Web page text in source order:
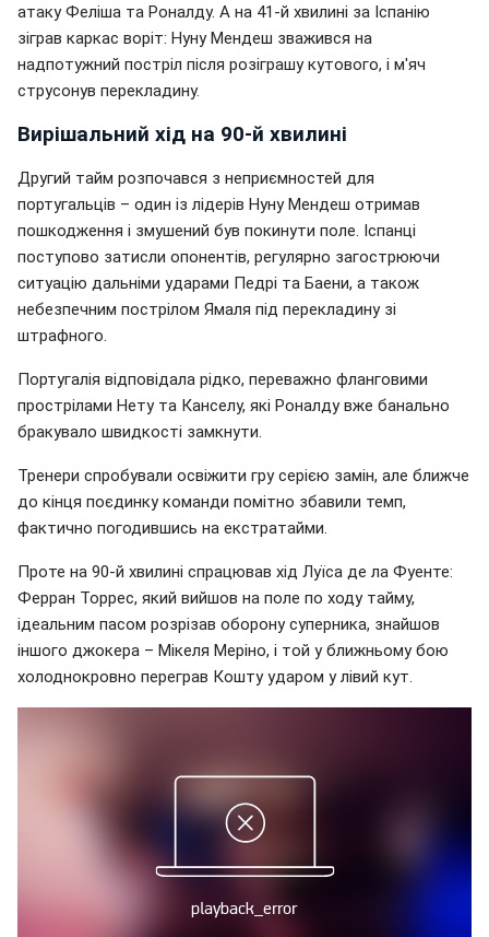
атаку Феліша та Роналду. А на 41-й хвилині за Іспанію
зіграв каркас воріт: Нуну Мендеш зважився на
надпотужний постріл після розіграшу кутового, і м'яч
струсонув перекладину.
Вирішальний хід на 90-й хвилині
Другий тайм розпочався з неприємностей для
португальців – один із лідерів Нуну Мендеш отримав
пошкодження і змушений був покинути поле. Іспанці
поступово затисли опонентів, регулярно загострюючи
ситуацію дальніми ударами Педрі та Баени, а також
небезпечним пострілом Ямаля під перекладину зі
штрафного.
Португалія відповідала рідко, переважно фланговими
прострілами Нету та Канселу, які Роналду вже банально
бракувало швидкості замкнути.
Тренери спробували освіжити гру серією замін, але ближче
до кінця поєдинку команди помітно збавили темп,
фактично погодившись на екстратайми.
Проте на 90-й хвилині спрацював хід Луїса де ла Фуенте:
Ферран Торрес, який вийшов на поле по ходу тайму,
ідеальним пасом розрізав оборону суперника, знайшов
іншого джокера – Мікеля Меріно, і той у ближньому бою
холоднокровно переграв Кошту ударом у лівий кут.